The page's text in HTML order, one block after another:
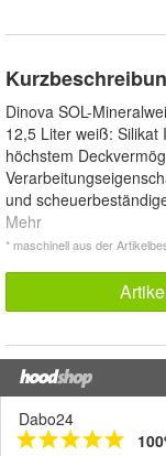
Dinova SOL-
12,5 Liter weiß:
höchstem
und
Mehr
* maschinell aus der
Dabo24